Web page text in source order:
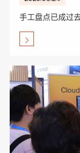
手工盘点已成过